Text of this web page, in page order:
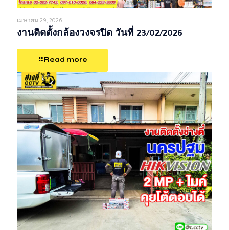
เมษายน 29, 2026
งานติดตั้งกล้องวงจรปิด วันที่ 23/02/2026
Read more